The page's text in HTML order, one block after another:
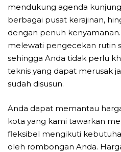
mendukung agenda
berbagai pusat kerajinan,
dengan penuh
melewati pengecekan rutin
sehingga Anda tidak perlu
teknis yang dapat merusak
sudah disusun.
Anda dapat memantau
kota yang kami tawarkan
fleksibel mengikuti
oleh rombongan Anda.